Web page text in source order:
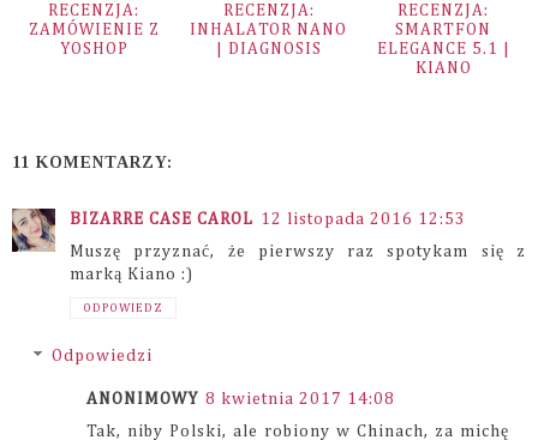
RECENZJA:
ZAMÓWIENIE Z
YOSHOP
RECENZJA:
INHALATOR NANO
| DIAGNOSIS
RECENZJA:
SMARTFON
ELEGANCE 5.1 |
KIANO
11 KOMENTARZY:
BIZARRE CASE CAROL 12 listopada 2016 12:53
Muszę przyznać, że pierwszy raz spotykam się z
marką Kiano :)
ODPOWIEDZ
Odpowiedzi
ANONIMOWY 8 kwietnia 2017 14:08
Tak, niby Polski, ale robiony w Chinach, za michę